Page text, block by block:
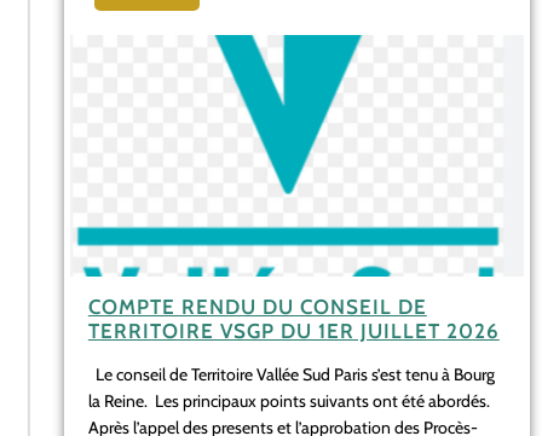
COMPTE RENDU DU CONSEIL DE
TERRITOIRE VSGP DU 1ER JUILLET 2026
Le conseil de Territoire Vallée Sud Paris s’est tenu à Bourg
la Reine. Les principaux points suivants ont été abordés.
Après l’appel des presents et l’approbation des Procès-